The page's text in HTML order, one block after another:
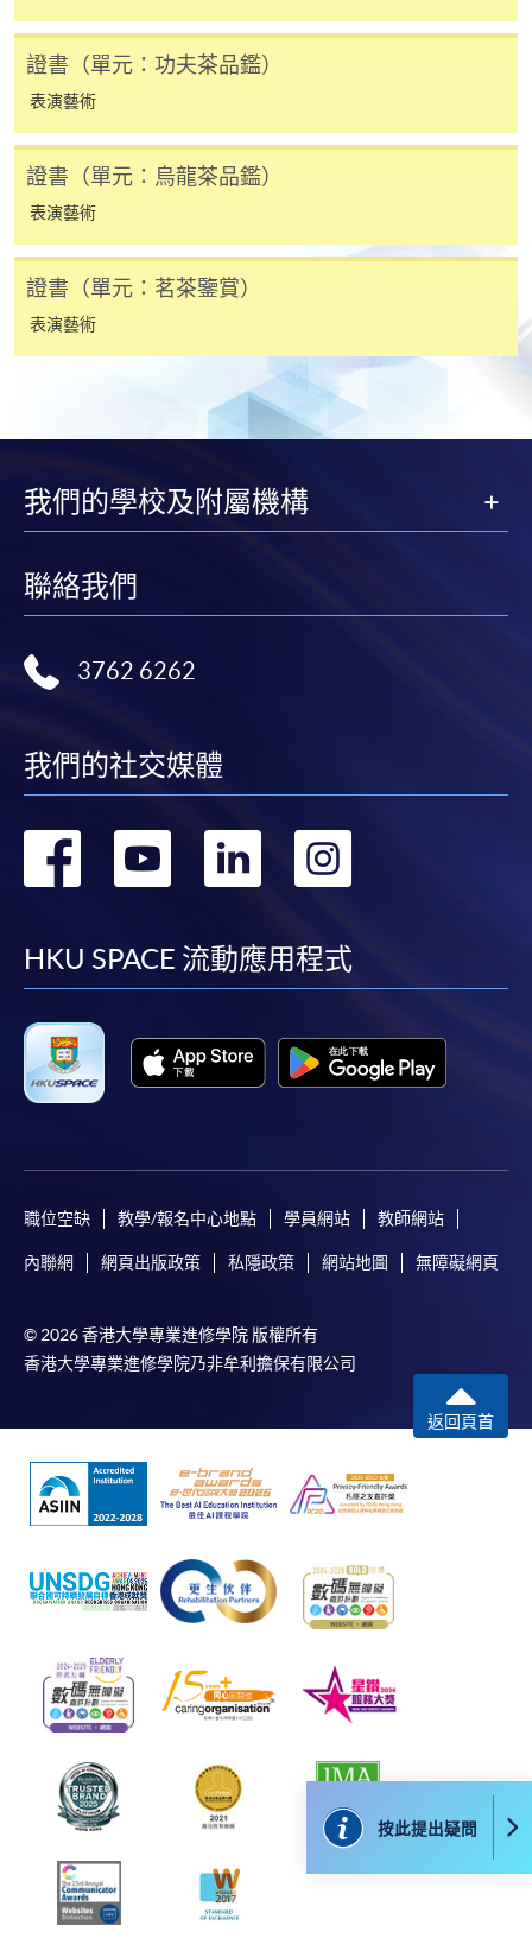
Mastercard卡」）繳付學費。
*香港大學專業進修學院Mastercard卡
月免息分期付款優惠，必須親臨本學院設有報名服務的教
學中心作付款安排。
如欲了解如何於網上報讀新課程及繳費，請瀏覽網上
申請/報讀指南 :
-短期課程
個別課程為須報讀同一學歷頒授課程及其他單元或繳
交下期學費的學員，提供網上服務，如學員就讀的課
網上支付可通過「繳費靈」(PPS) (不適用於手機)、
Pay) 、「支付寶」(Online Alipay) 或 「轉數快」(FPS)
報讀新課程
凡以「先到先得」為取錄方式的課程，請填妥
SF26報名表，親往報名中心或以郵遞方式連同學
[ 下載報名表SF26
往報名中心或以郵遞方式遞交。
​學院為學歷頒授課程特設「註冊及學費通知」，適
課程負責人會為學員送上「註冊及學費通知」
(「通知」)，請填妥有關「通知」，並親往報名中
心或以郵遞方式，遞交「通知」及繳交所需費用。
有關繳費詳情，請參閱付款方法。如對報名程序有任
何疑問，請詳閱個別課程資料，或聯絡有關課程負責
課程/科目報名注意事項:
JavaScript程式瀏覽器的電腦上進行。建議選用
Google Chrome瀏覽器。
申請人不應閒置申請超過10分鐘。否則，申請人
必須重新開始整個申請程序。
網上報名只支援「提早報讀優惠」。如需享用其他
證書（單元：功夫茶品鑑）
表演藝術
證書（單元：烏龍茶品鑑）
表演藝術
證書（單元：茗茶鑒賞）
表演藝術
按此提出疑問
折
我們的學校及附屬機構
聯絡我們
3762 6262
我們的社交媒體
轉
facebook
轉
youtube
轉
linkedin
轉
HKU SPACE 流動應用程式
職位空缺 教學/報名中心地點 學員網站 教師網站
內聯網 網頁出版政策 私隱政策 網站地圖 無障礙網頁
© 2026 香港大學專業進修學院 版權所有
香港大學專業進修學院乃非牟利擔保有限公司
返回頁首